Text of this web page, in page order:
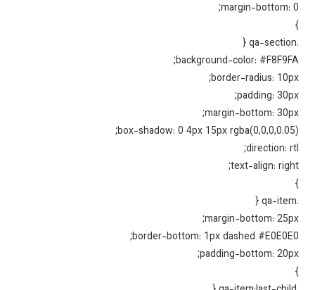
margin-bottom:
background-color:
border-radius:
padding:
margin-bottom:
box-shadow: 0 4px 15px
direction:
text-align:
margin-bottom:
border-bottom: 1px dashed
padding-bottom: